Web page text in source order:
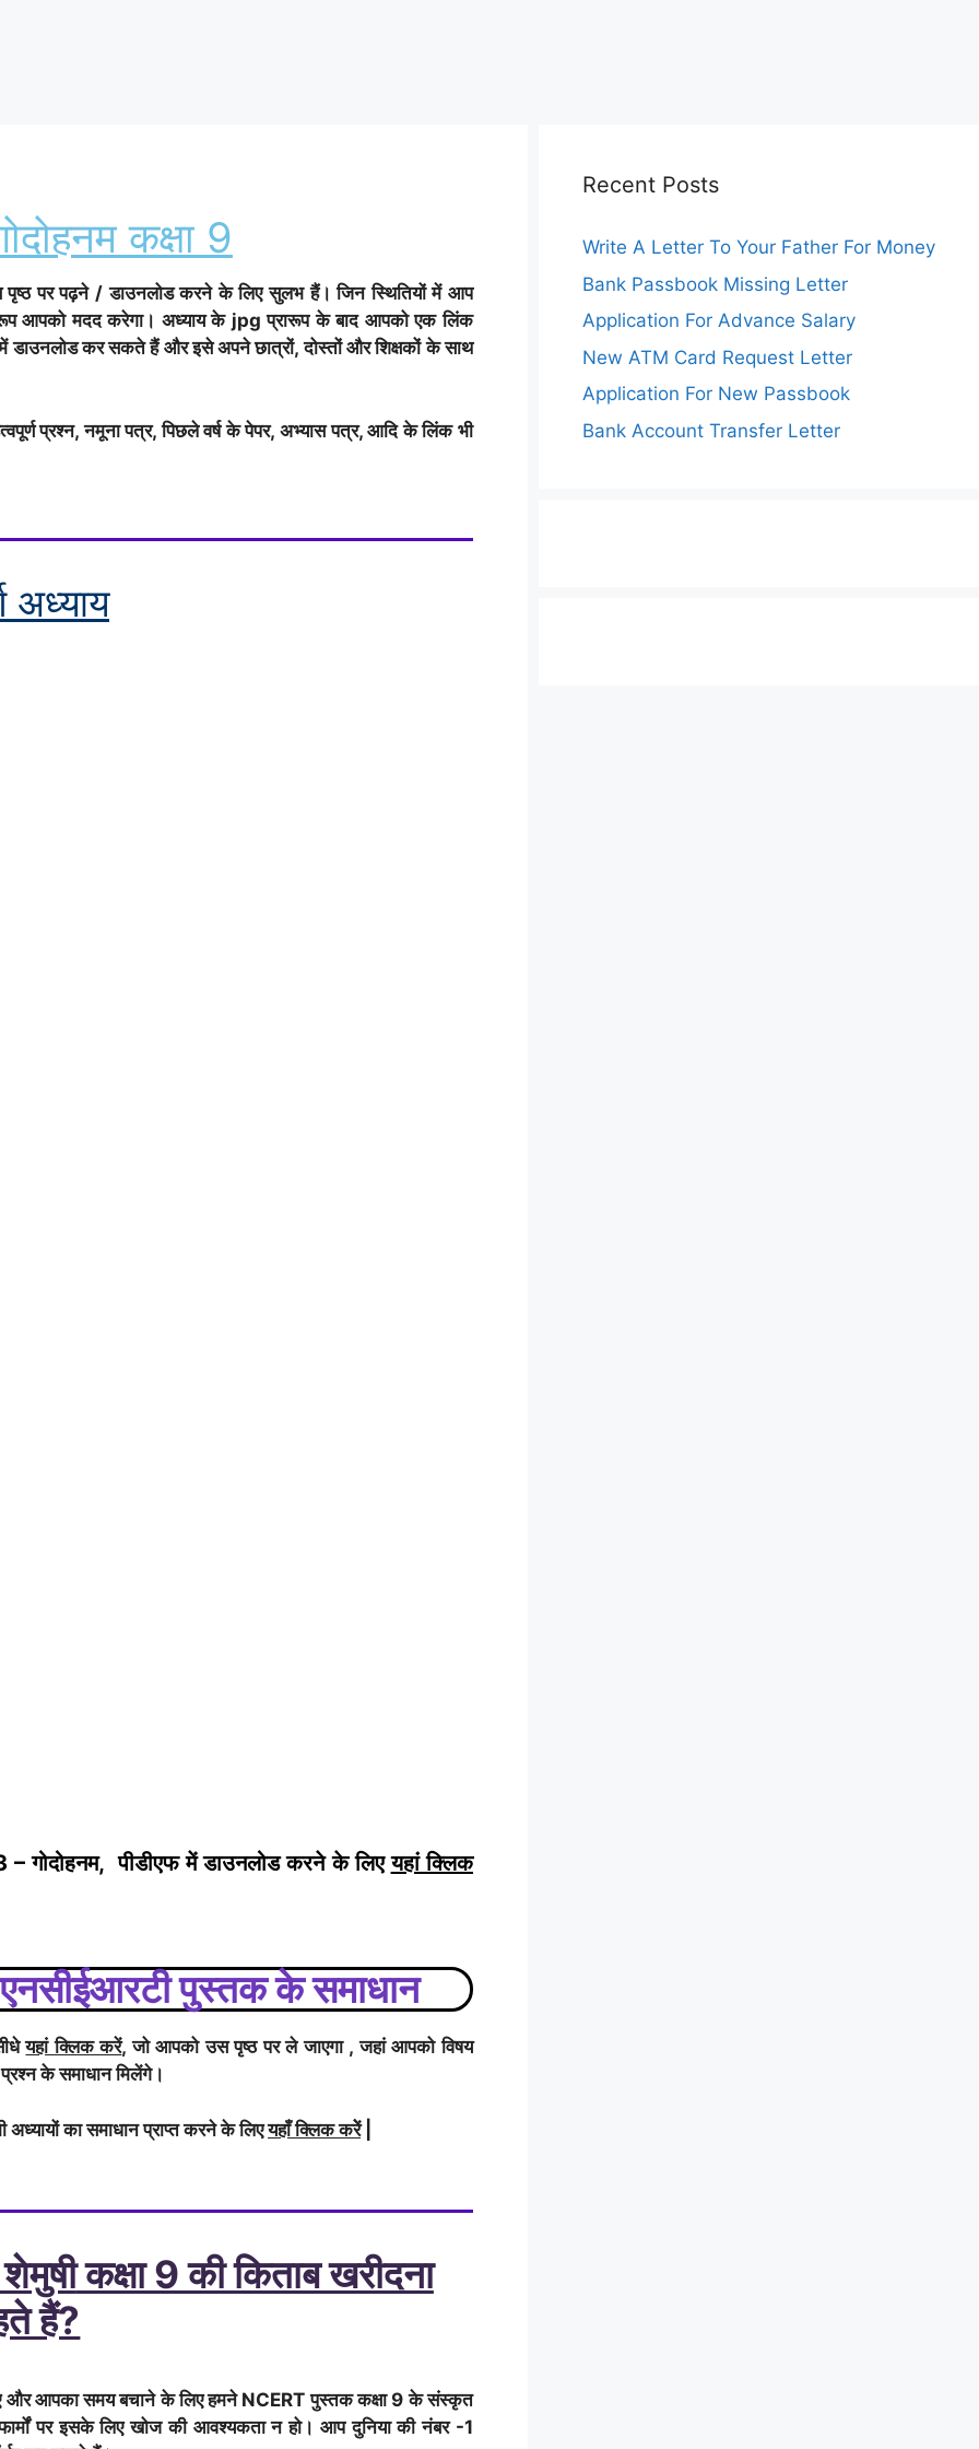
कक्षा 9
पृष्ठ पर पढ़ने / डाउनलोड करने के लिए सुलभ हैं। जिन स्थितियों में आप
आपको मदद करेगा। अध्याय के jpg प्रारूप के बाद आपको एक लिंक
डाउनलोड कर सकते हैं और इसे अपने छात्रों, दोस्तों और शिक्षकों के साथ
प्रश्न, नमूना पत्र, पिछले वर्ष के पेपर, अभ्यास पत्र, आदि के लिंक भी
अध्याय
– गोदोहनम, पीडीएफ में डाउनलोड करने के लिएयहां क्लिक
पुस्तक के समाधान
यहां क्लिक करें, जो आपको उस पृष्ठ पर ले जाएगा , जहां आपको विषय
प्रश्न के समाधान मिलेंगे।
का समाधान प्राप्त करने के लिएयहाँ क्लिक करेें|
कक्षा 9 की किताब खरीदना
हैं?
आपका समय बचाने के लिए हमने NCERT पुस्तक कक्षा 9 केसंस्कृत
पर इसके लिए खोज की आवश्यकता न हो। आप दुनिया की नंबर -1
Recent Posts
Write A Letter To Your Father For Money
Bank Passbook Missing Letter
Application For Advance Salary
New ATM Card Request Letter
Application For New Passbook
Bank Account Transfer Letter